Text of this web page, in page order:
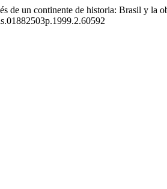
de un continente de historia: Brasil y la